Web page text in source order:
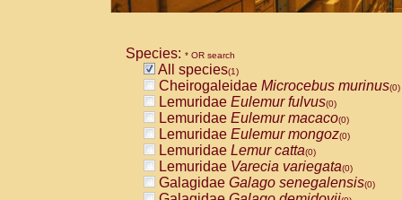
Species: * OR search
All species(1)
Cheirogaleidae Microcebus murinus(0)
Lemuridae Eulemur fulvus(0)
Lemuridae Eulemur macaco(0)
Lemuridae Eulemur mongoz(0)
Lemuridae Lemur catta(0)
Lemuridae Varecia variegata(0)
Galagidae Galago senegalensis(0)